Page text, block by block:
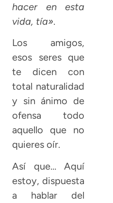
hacer en esta
vida, tía».
Los amigos,
esos seres que
te dicen con
total naturalidad
y sin ánimo de
ofensa todo
aquello que no
quieres oír.
Así que… Aquí
estoy, dispuesta
a hablar del